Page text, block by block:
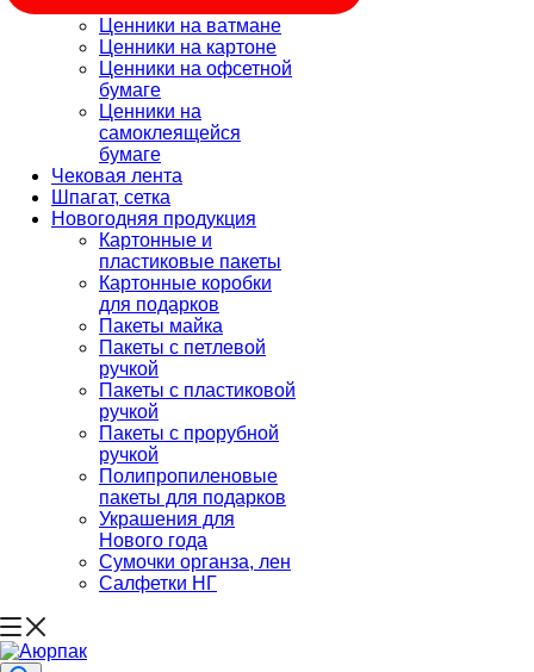
Ценники на ватмане
Ценники на картоне
Ценники на офсетной
бумаге
Ценники на
самоклеящейся
бумаге
Чековая лента
Шпагат, сетка
Новогодняя продукция
Картонные и
пластиковые пакеты
Картонные коробки
для подарков
Пакеты майка
Пакеты с петлевой
ручкой
Пакеты с пластиковой
ручкой
Пакеты с прорубной
ручкой
Полипропиленовые
пакеты для подарков
Украшения для
Нового года
Сумочки органза, лен
Салфетки НГ